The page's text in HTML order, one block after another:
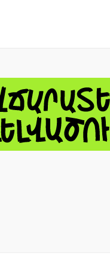
-0.12
-0.23
-0.08